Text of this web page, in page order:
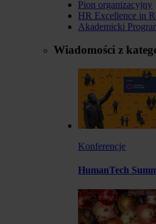
Pion organizacyjny
HR Excellence in
Akademicki
Wiadomości z
Konferencje
HumanTech